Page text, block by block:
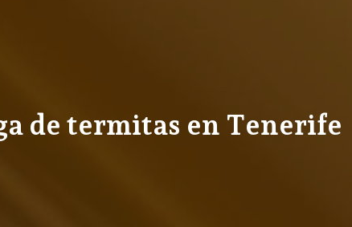
de termitas en Tenerife